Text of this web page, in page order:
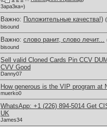
3ара3ка=)
Важно: Положительные качества!) (
bisound
Важно: слово ранит, слово лечит...
bisound
Sell valid Cloned Cards Pin CCV
CVV Good
Danny07
How generous is the VIP program at
muerko0
WhatsApp: +1 (226) 894-5014​ Get
UK
James34